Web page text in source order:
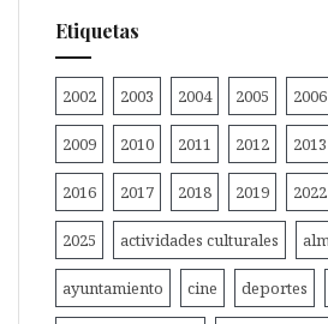
Etiquetas
2002 2003 2004 2005 2006
2009 2010 2011 2012 2013
2016 2017 2018 2019 2022
2025 actividades culturales
ayuntamiento cine deportes